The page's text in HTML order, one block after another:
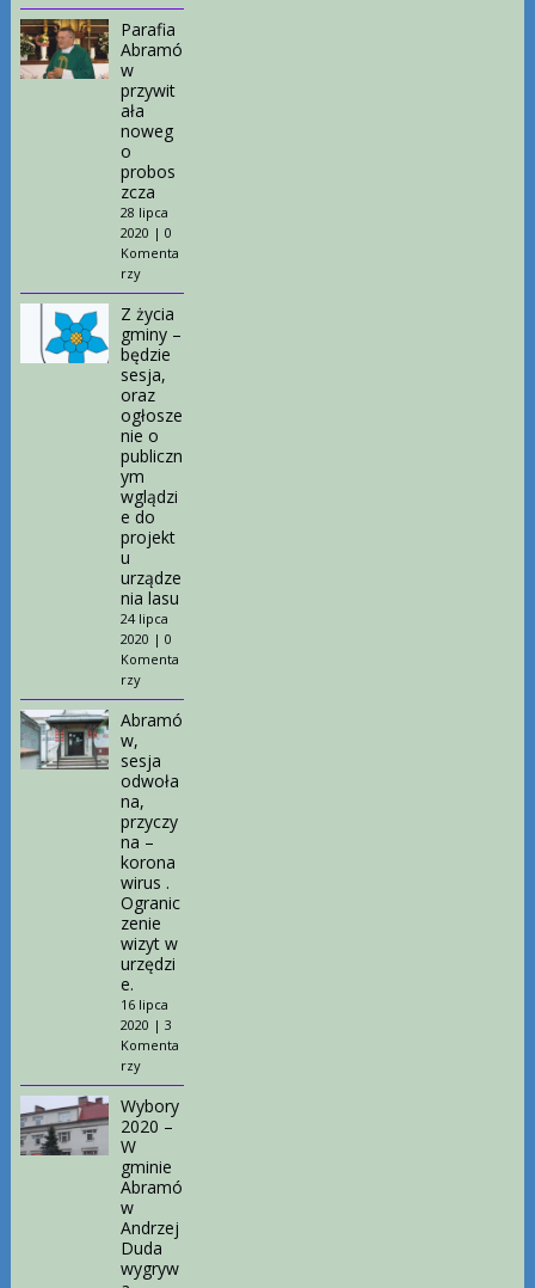
Parafia
Abramó
w
przywit
ała
noweg
o
probos
zcza
28 lipca
2020 | 0
Komenta
rzy
Z życia
gminy –
będzie
sesja,
oraz
ogłosze
nie o
publiczn
ym
wglądzi
e do
projekt
u
urządze
nia lasu
24 lipca
2020 | 0
Komenta
rzy
Abramó
w,
sesja
odwoła
na,
przyczy
na –
korona
wirus .
Ogranic
zenie
wizyt w
urzędzi
e.
16 lipca
2020 | 3
Komenta
rzy
Wybory
2020 –
W
gminie
Abramó
w
Andrzej
Duda
wygryw